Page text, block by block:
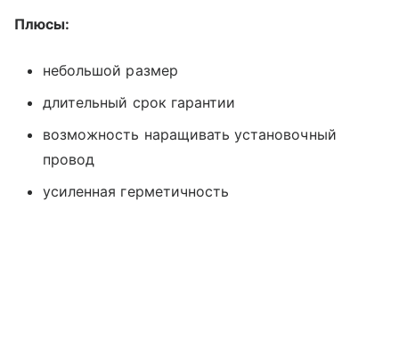
Плюсы:
небольшой размер
длительный срок гарантии
возможность наращивать установочный
провод
усиленная герметичность